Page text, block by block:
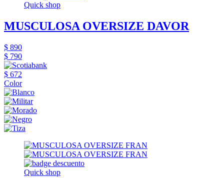
Quick shop
MUSCULOSA OVERSIZE DAVOR
$ 890
$ 790
$ 672
Color
Quick shop